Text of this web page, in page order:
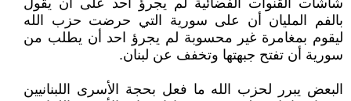
شاشات القنوات الفضائية لم يجرؤ احد على أن يقول
بالفم المليان أن على سورية التي حرضت حزب الله
ليقوم بمغامرة غير محسوبة لم يجرؤ احد أن يطلب من
سورية أن تفتح جبهتها وتخفف عن لبنان.
البعض يبرر لحزب الله ما فعل بحجة الأسرى اللبنانيين